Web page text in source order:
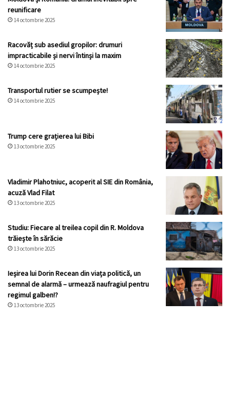
reunificare
14 octombrie 2025
Racovăț sub asediul gropilor: drumuri
impracticabile și nervi întinși la maxim
14 octombrie 2025
Transportul rutier se scumpește!
14 octombrie 2025
Trump cere grațierea lui Bibi
13 octombrie 2025
Vladimir Plahotniuc, acoperit al SIE din România,
acuză Vlad Filat
13 octombrie 2025
Studiu: Fiecare al treilea copil din R. Moldova
trăiește în sărăcie
13 octombrie 2025
Ieșirea lui Dorin Recean din viața politică, un
semnal de alarmă – urmează naufragiul pentru
regimul galben!?
13 octombrie 2025